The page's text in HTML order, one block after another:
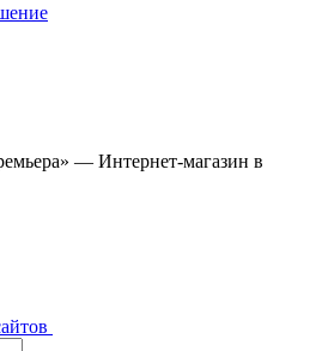
— Интернет-магазин в